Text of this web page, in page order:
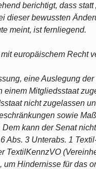
berichtigt, dass statt
dieser bewussten
meint, ist fernliegend.
europäischem Recht
eine Auslegung
Mitgliedsstaat
nicht zugelassen
sowie
kann der Senat
Abs. 3 Unterabs. 1
TextilKennzVO
um Hindernisse für das